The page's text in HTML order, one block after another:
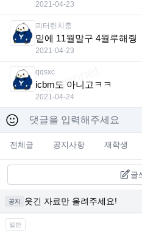
2021-04-23
피터린치충
밑에 11월말구 4월루해줭
2021-04-23
qqsxc
icbm도 아니고ㅋㅋ
2021-04-24
전체글 공지사항 재학생
글
공지 웃긴 자료만 올려주세요!
일반